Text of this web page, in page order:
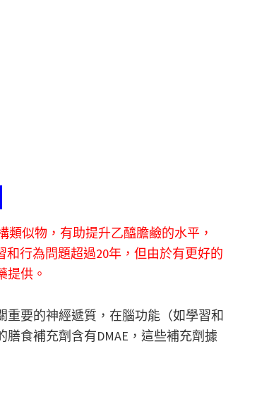
類似物，有助提升乙醯膽鹼的水平，
和行為問題超過20年，但由於有更好的
提供。
重要的神經遞質，在腦功能（如學習和
食補充劑含有DMAE，這些補充劑據